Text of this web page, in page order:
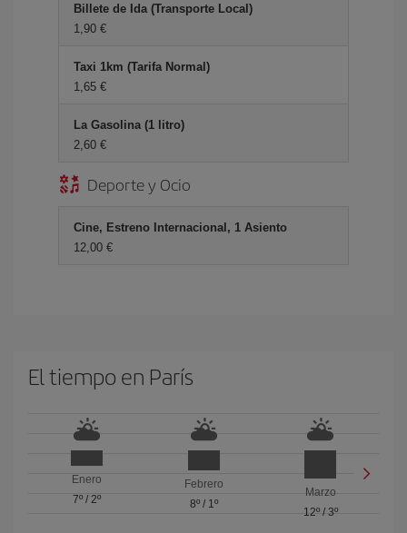
Billete de Ida (Transporte Local)
1,90 €
Taxi 1km (Tarifa Normal)
1,65 €
La Gasolina (1 litro)
2,60 €
Deporte y Ocio
Cine, Estreno Internacional, 1 Asiento
12,00 €
El tiempo en París
Enero
7º/ 2º
Febrero
8º/ 1º
Marzo
12º/ 3º